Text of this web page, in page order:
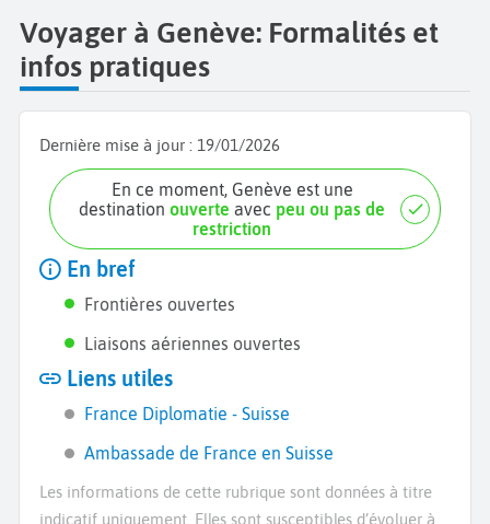
Voyager à Genève: Formalités et
infos pratiques
Dernière mise à jour : 19/01/2026
En ce moment, Genève est une
destinationouverte avec peu ou pas de
restriction
En bref
Frontières ouvertes
Liaisons aériennes ouvertes
Liens utiles
France Diplomatie - Suisse
Ambassade de France en Suisse
Les informations de cette rubrique sont données à titre
indicatif uniquement. Elles sont susceptibles d’évoluer à